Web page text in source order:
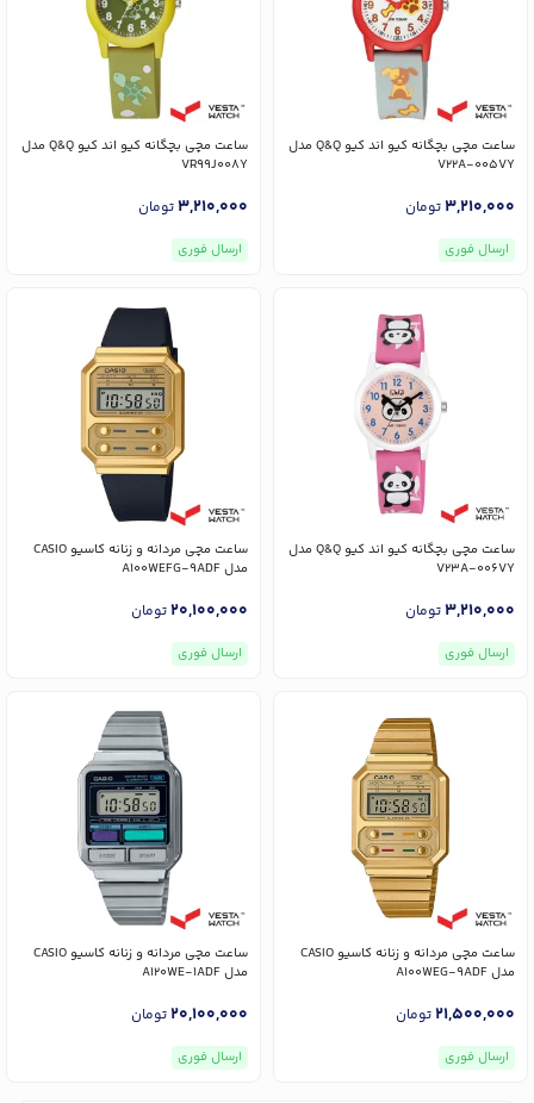
ساعت مچی بچگانه کیو اند کیو Q&Q مدل
V22A-005VY
3,210,000تومان
ارسال فوری
ساعت مچی بچگانه کیو اند کیو Q&Q مدل
VR99J008Y
3,210,000تومان
ارسال فوری
ساعت مچی بچگانه کیو اند کیو Q&Q مدل
V23A-006VY
3,210,000تومان
ارسال فوری
ساعت مچی مردانه و زنانه کاسیو CASIO
مدل A100WEFG-9ADF
20,100,000تومان
ارسال فوری
ساعت مچی مردانه و زنانه کاسیو CASIO
مدل A100WEG-9ADF
21,500,000تومان
ارسال فوری
ساعت مچی مردانه و زنانه کاسیو CASIO
مدل A120WE-1ADF
20,100,000تومان
ارسال فوری